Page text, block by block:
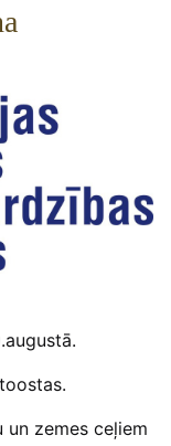
zemes ceļiem